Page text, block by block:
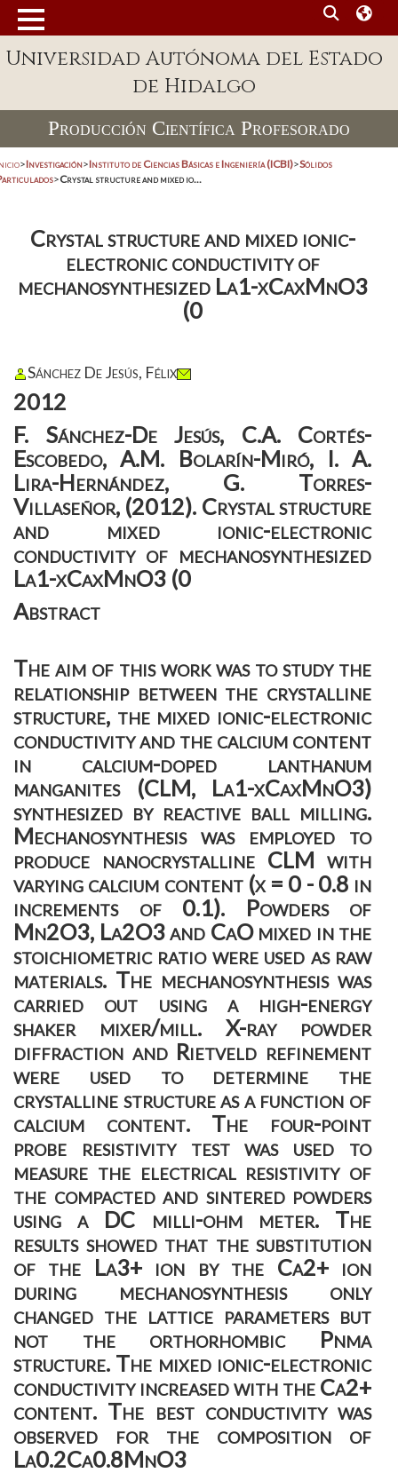
Universidad Autónoma del Estado
de Hidalgo
Producción Científica Profesorado
>Investigación>Instituto de Ciencias Básicas e Ingeniería (ICBI)>Sólidos
>Crystal structure and mixed io...
Crystal structure and mixed ionic-
electronic conductivity of
mechanosynthesized La1-xCaxMnO3
(0
Sánchez De Jesús, Félix
2012
F. Sánchez-De Jesús, C.A. Cortés-
Escobedo, A.M. Bolarín-Miró, I. A.
Lira-Hernández, G. Torres-
Villaseñor, (2012). Crystal structure
and mixed ionic-electronic
conductivity of mechanosynthesized
La1-xCaxMnO3 (0
Abstract
The aim of this work was to study the
relationship between the crystalline
structure, the mixed ionic-electronic
conductivity and the calcium content
in calcium-doped lanthanum
manganites (CLM, La1-xCaxMnO3)
synthesized by reactive ball milling.
Mechanosynthesis was employed to
produce nanocrystalline CLM with
varying calcium content (x = 0 - 0.8 in
increments of 0.1). Powders of
Mn2O3, La2O3 and CaO mixed in the
stoichiometric ratio were used as raw
materials. The mechanosynthesis was
carried out using a high-energy
shaker mixer/mill. X-ray powder
diffraction and Rietveld refinement
were used to determine the
crystalline structure as a function of
calcium content. The four-point
probe resistivity test was used to
measure the electrical resistivity of
the compacted and sintered powders
using a DC milli-ohm meter. The
results showed that the substitution
of the La3+ ion by the Ca2+ ion
during mechanosynthesis only
changed the lattice parameters but
not the orthorhombic Pnma
structure. The mixed ionic-electronic
conductivity increased with the Ca2+
content. The best conductivity was
observed for the composition of
La0.2Ca0.8MnO3